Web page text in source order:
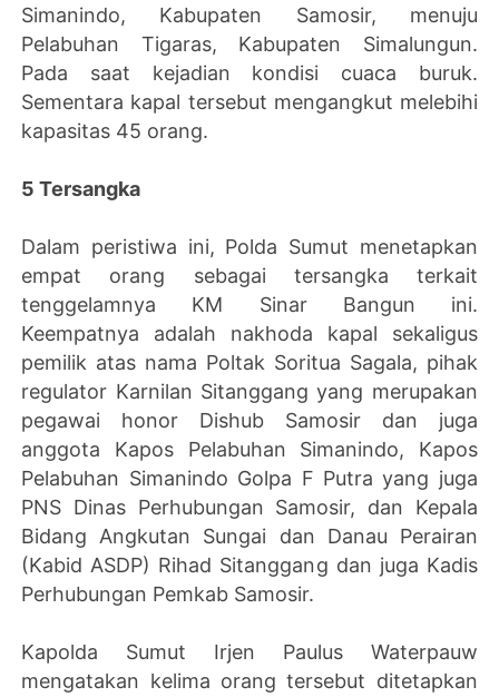
Simanindo, Kabupaten Samosir, menuju
Pelabuhan Tigaras, Kabupaten Simalungun.
Pada saat kejadian kondisi cuaca buruk.
Sementara kapal tersebut mengangkut melebihi
kapasitas 45 orang.
5 Tersangka
Dalam peristiwa ini, Polda Sumut menetapkan
empat orang sebagai tersangka terkait
tenggelamnya KM Sinar Bangun ini.
Keempatnya adalah nakhoda kapal sekaligus
pemilik atas nama Poltak Soritua Sagala, pihak
regulator Karnilan Sitanggang yang merupakan
pegawai honor Dishub Samosir dan juga
anggota Kapos Pelabuhan Simanindo, Kapos
Pelabuhan Simanindo Golpa F Putra yang juga
PNS Dinas Perhubungan Samosir, dan Kepala
Bidang Angkutan Sungai dan Danau Perairan
(Kabid ASDP) Rihad Sitanggang dan juga Kadis
Perhubungan Pemkab Samosir.
Kapolda Sumut Irjen Paulus Waterpauw
mengatakan kelima orang tersebut ditetapkan